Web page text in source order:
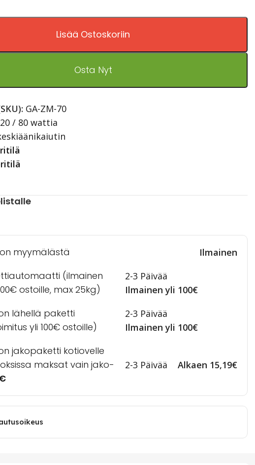
Lisää Ostoskoriin
Osta Nyt
GA-ZM-70
/ 80 wattia
ritilä
myymälästä Ilmainen
(ilmainen
ostoille, max 25kg)
2-3 Päivää
Ilmainen yli 100€
lähellä paketti
yli 100€ ostoille)
2-3 Päivää
Ilmainen yli 100€
jakopaketti kotiovelle
maksat vain jako-
2-3 Päivää Alkaen 15,19€